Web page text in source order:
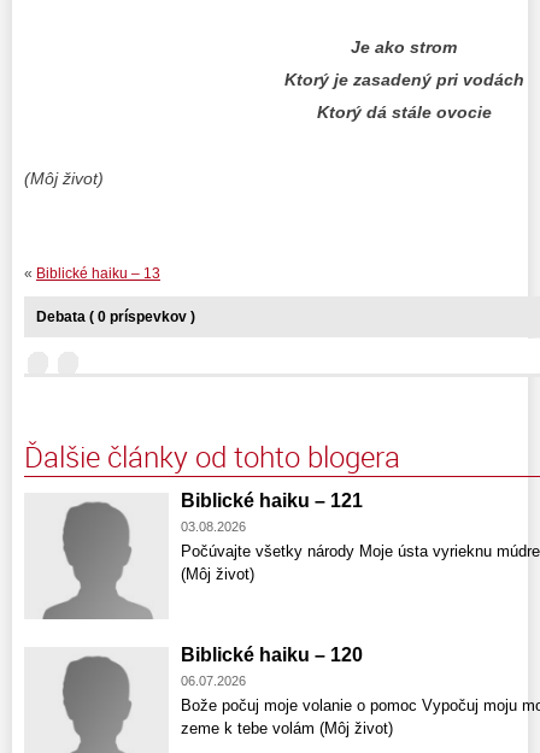
Je ako strom
Ktorý je zasadený pri vodách
Ktorý dá stále ovocie
(Môj život)
« Biblické haiku – 13
Debata ( 0 príspevkov )
Ďalšie články od tohto blogera
Biblické haiku – 121
03.08.2026
Počúvajte všetky národy Moje ústa vyrieknu
(Môj život)
Biblické haiku – 120
06.07.2026
Bože počuj moje volanie o pomoc Vypočuj moju
zeme k tebe volám (Môj život)